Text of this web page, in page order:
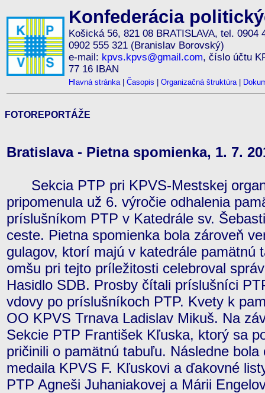
Konfederácia
Košická 56, 821 08 BRATISLAVA, tel. 0904
0902 555 321 (Branislav Borovský)
e-mail: kpvs.kpvs@gmail.com, číslo účtu
77 16 IBAN
Hlavná stránka| Časopis Organizačná štruktúra|
FOTOREPORTÁŽE
Bratislava - Pietna spomienka, 1. 7.
Sekcia PTP pri KPVS-Mestskej
pripomenula už 6. výročie odhalenia
príslušníkom PTP v Katedrále sv.
ceste. Pietna spomienka bola zároveň
gulagov, ktorí majú v katedrále pamätnú
omšu pri tejto príležitosti celebroval
Hasidlo SDB. Prosby čítali príslušníci
vdovy po príslušníkoch PTP. Kvety k
OO KPVS Trnava Ladislav Mikuš. Na
Sekcie PTP František Kľuska, ktorý sa
pričinili o pamätnú tabuľu. Následne bola
medaila KPVS F. Kľuskovi a ďakovné
PTP Agneši Juhaniakovej a Márii